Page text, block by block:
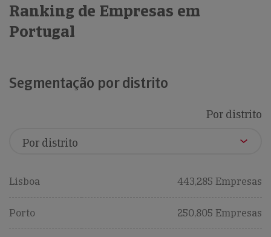
Ranking de Empresas em
Portugal
Segmentação por distrito
Por distrito
Lisboa 443,285 Empresas
Porto 250,805 Empresas